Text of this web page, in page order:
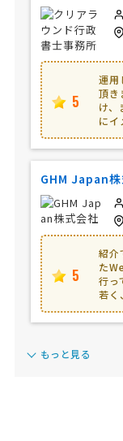
5
運用
頂き
け、
に
GHM Japan
5
紹介
た
行っ
若く
もっと見る